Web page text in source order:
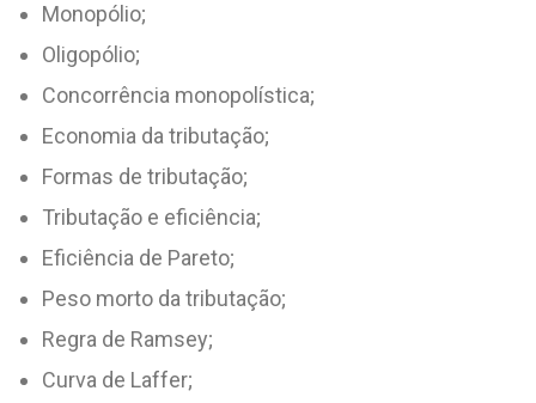
Monopólio;
Oligopólio;
Concorrência monopolística;
Economia da tributação;
Formas de tributação;
Tributação e eficiência;
Eficiência de Pareto;
Peso morto da tributação;
Regra de Ramsey;
Curva de Laffer;